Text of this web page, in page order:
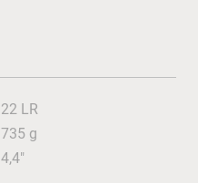
22 LR
735 g
4,4"